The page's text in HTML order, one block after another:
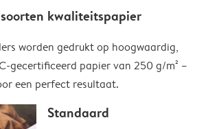
kwaliteitspapier
worden gedrukt op hoogwaardig,
gecertificeerd papier van 250 g/m² –
een perfect resultaat.
Standaard